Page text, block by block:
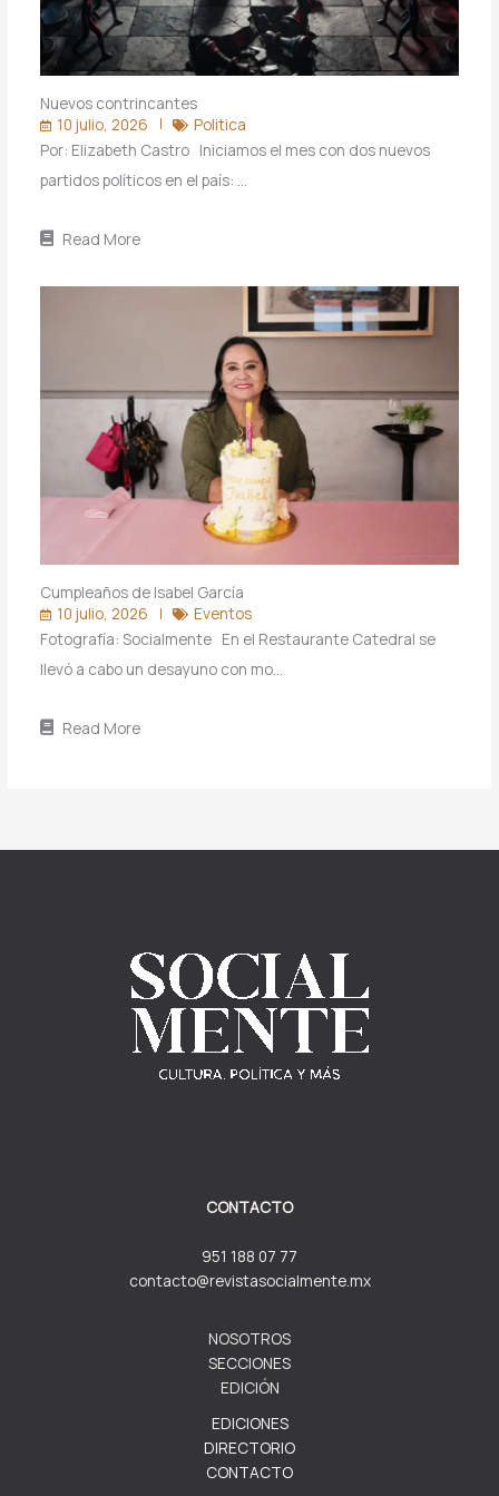
Nuevos contrincantes
10 julio, 2026
Politica
Por: Elizabeth Castro Iniciamos el mes con dos nuevos
partidos políticos en el país: …
Read More
Cumpleaños de Isabel García
10 julio, 2026
Eventos
Fotografía: Socialmente En el Restaurante Catedral se
llevó a cabo un desayuno con mo…
Read More
CONTACTO
951 188 07 77
contacto@revistasocialmente.mx
NOSOTROS
SECCIONES
EDICIÓN
EDICIONES
DIRECTORIO
CONTACTO